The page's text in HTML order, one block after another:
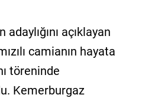
açıklayan
camianın hayata
töreninde
Kemerburgaz